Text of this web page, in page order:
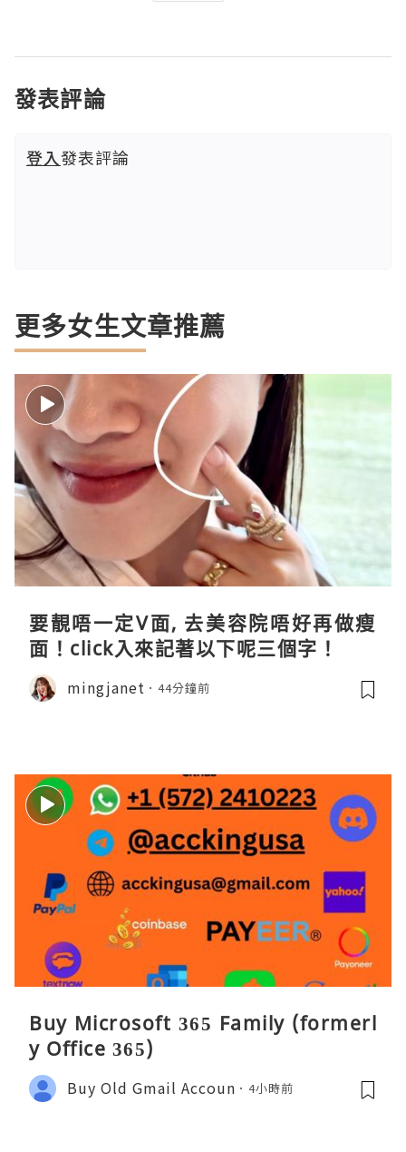
發表評論
登入發表評論
更多女生文章推薦
要靚唔一定V面, 去美容院唔好再做瘦
面！click入來記著以下呢三個字！
mingjanet 44分鐘前
Buy Microsoft 365 Family (formerl
y Office 365)
Buy Old Gmail Accoun 4小時前